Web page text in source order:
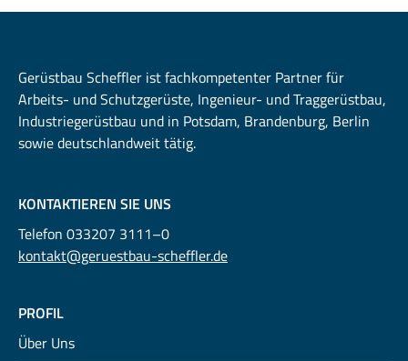
Gerüstbau Scheffler ist fachkompetenter Partner für
Arbeits- und Schutzgerüste, Ingenieur- und Traggerüstbau,
Industriegerüstbau und in Potsdam, Brandenburg, Berlin
sowie deutschlandweit tätig.
KONTAKTIEREN SIE UNS
Telefon 033207 3111–0
kontakt@geruestbau-scheffler.de
PROFIL
Über Uns